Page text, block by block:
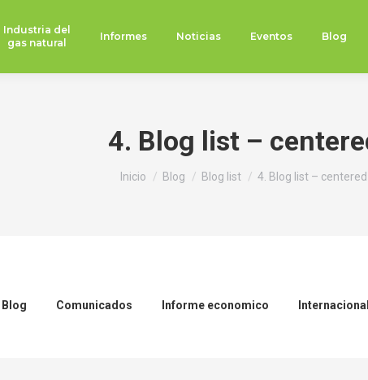
Industria del
gas natural
Informes Noticias Eventos Blog
4. Blog list –
Estás aquí:
Inicio Blog Blog list 4. Blog list – centered
Blog Comunicados Informe economico